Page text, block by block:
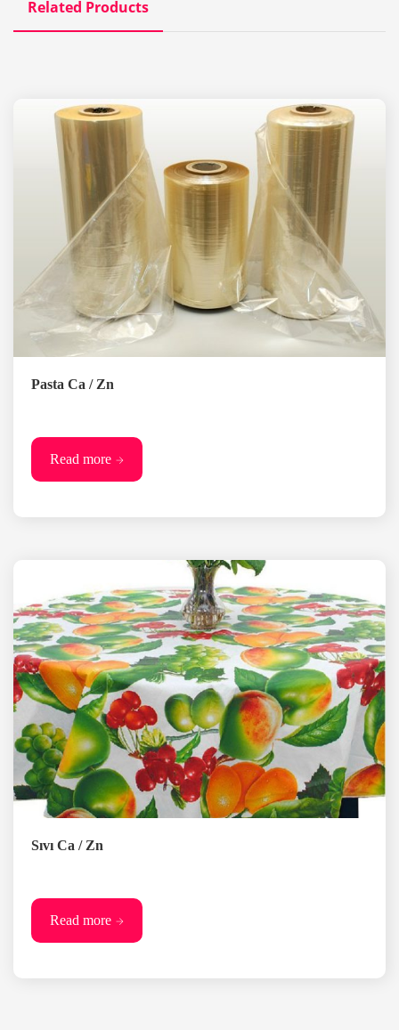
Related Products
Pasta Ca / Zn
Read more
Sıvı Ca / Zn
Read more